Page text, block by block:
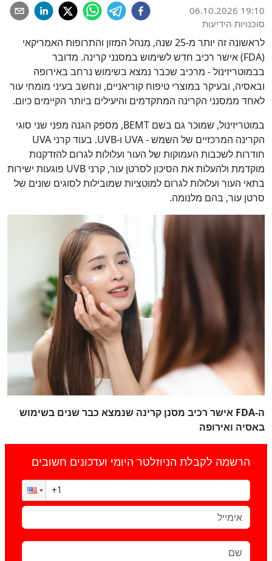
06.10.2026 19:10
סוכנויות הידיעות
לראשונה זה יותר מ-25 שנה, מנהל המזון והתרופות האמריקאי
(FDA) אישר רכיב חדש לשימוש במסנני קרינה. מדובר
בבמוטריזינול - מרכיב שכבר נמצא בשימוש נרחב באירופה
ובאסיה, ובעיקר במוצרי טיפוח קוריאניים, ונחשב בעיני מומחי עור
לאחד ממסנני הקרינה המתקדמים והיעילים ביותר הקיימים כיום.
במוטריזינול, שמוכר גם בשם BEMT, מספק הגנה מפני שני סוגי
הקרינה המרכזיים של השמש - UVA ו-UVB. בעוד קרני UVA
חודרות לשכבות העמוקות של העור ועלולות לגרום להזדקנות
מוקדמת ולהעלות את הסיכון לסרטן עור, קרני UVB פוגעות ישירות
בתאי העור ועלולות לגרום למוטציות שמובילות לסוגים שונים של
סרטן עור, בהם מלנומה.
ה-FDA אישר רכיב מסנן קרינה שנמצא כבר שנים בשימוש
באסיה ואירופה
הרשמה לקבלת הניוזלטר היומי ועדכונים חשובים